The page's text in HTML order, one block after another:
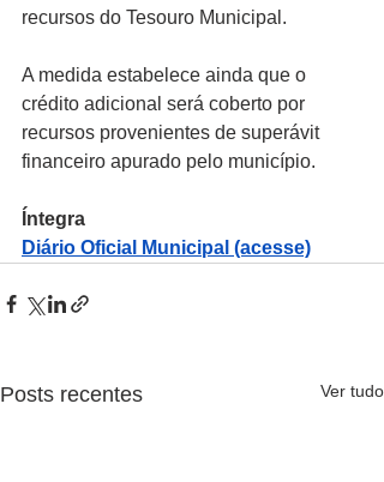
recursos do Tesouro Municipal.
A medida estabelece ainda que o
crédito adicional será coberto por
recursos provenientes de superávit
financeiro apurado pelo município.
Íntegra
Diário Oficial Municipal (acesse)
Posts recentes Ver tudo